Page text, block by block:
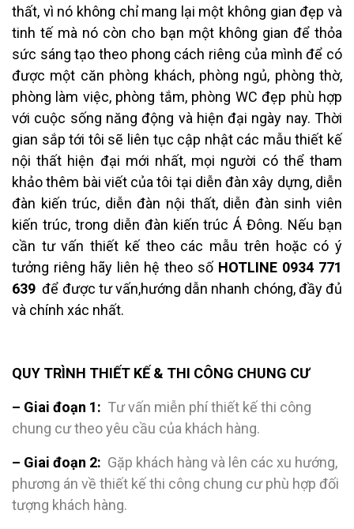
thất, vì nó không chỉ mang lại một không gian đẹp và
tinh tế mà nó còn cho bạn một không gian để thỏa
sức sáng tạo theo phong cách riêng của mình để có
được một căn phòng khách, phòng ngủ, phòng thờ,
phòng làm việc, phòng tắm, phòng WC đẹp phù hợp
với cuộc sống năng động và hiện đại ngày nay. Thời
gian sắp tới tôi sẽ liên tục cập nhật các mẫu thiết kế
nội thất hiện đại mới nhất, mọi người có thể tham
khảo thêm bài viết của tôi tại diễn đàn xây dựng, diễn
đàn kiến trúc, diễn đàn nội thất, diễn đàn sinh viên
kiến trúc, trong diễn đàn kiến trúc Á Đông. Nếu bạn
cần tư vấn thiết kế theo các mẫu trên hoặc có ý
tưởng riêng hãy liên hệ theo số HOTLINE 0934 771
639 để được tư vấn,hướng dẫn nhanh chóng, đầy đủ
và chính xác nhất.
QUY TRÌNH THIẾT KẾ & THI CÔNG CHUNG CƯ
– Giai đoạn 1: Tư vấn miễn phí thiết kế thi công
chung cư theo yêu cầu của khách hàng.
– Giai đoạn 2: Gặp khách hàng và lên các xu hướng,
phương án về thiết kế thi công chung cư phù hợp đối
tượng khách hàng.